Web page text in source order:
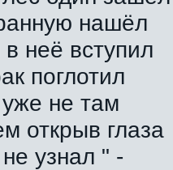
нашёл
неё вступил
поглотил
не там
открыв глаза
узнал " -